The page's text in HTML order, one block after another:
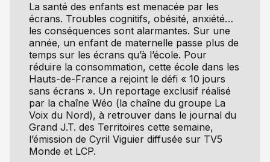
La santé des enfants est menacée par les
écrans. Troubles cognitifs, obésité, anxiété…
les conséquences sont alarmantes. Sur une
année, un enfant de maternelle passe plus de
temps sur les écrans qu’à l’école. Pour
réduire la consommation, cette école dans les
Hauts-de-France a rejoint le défi « 10 jours
sans écrans ». Un reportage exclusif réalisé
par la chaîne Wéo (la chaîne du groupe La
Voix du Nord), à retrouver dans le journal du
Grand J.T. des Territoires cette semaine,
l’émission de Cyril Viguier diffusée sur TV5
Monde et LCP.